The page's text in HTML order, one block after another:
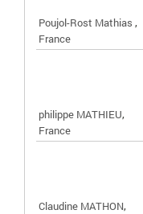
Poujol-Rost Mathias ,
France
philippe MATHIEU,
France
Claudine MATHON,